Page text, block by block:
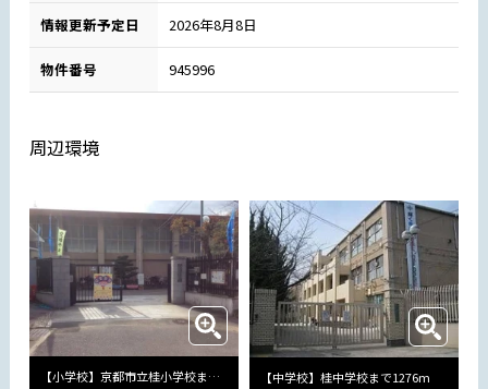
情報更新予定日 2026年8月8日
物件番号 945996
周辺環境
【小学校】京都市立桂小学校まで537m 【中学校】桂中学校まで1276m